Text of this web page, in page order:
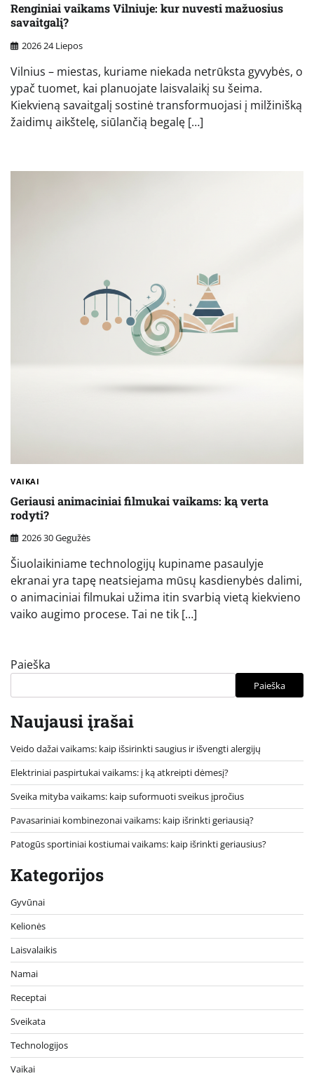
Renginiai vaikams Vilniuje: kur nuvesti mažuosius
savaitgalį?
2026 24 Liepos
Vilnius – miestas, kuriame niekada netrūksta gyvybės, o
ypač tuomet, kai planuojate laisvalaikį su šeima.
Kiekvieną savaitgalį sostinė transformuojasi į milžinišką
žaidimų aikštelę, siūlančią begalę […]
VAIKAI
Geriausi animaciniai filmukai vaikams: ką verta
rodyti?
2026 30 Gegužės
Šiuolaikiniame technologijų kupiname pasaulyje
ekranai yra tapę neatsiejama mūsų kasdienybės dalimi,
o animaciniai filmukai užima itin svarbią vietą kiekvieno
vaiko augimo procese. Tai ne tik […]
Paieška
Paieška
Naujausi įrašai
Veido dažai vaikams: kaip išsirinkti saugius ir išvengti alergijų
Elektriniai paspirtukai vaikams: į ką atkreipti dėmesį?
Sveika mityba vaikams: kaip suformuoti sveikus įpročius
Pavasariniai kombinezonai vaikams: kaip išrinkti geriausią?
Patogūs sportiniai kostiumai vaikams: kaip išrinkti geriausius?
Kategorijos
Gyvūnai
Kelionės
Laisvalaikis
Namai
Receptai
Sveikata
Technologijos
Vaikai